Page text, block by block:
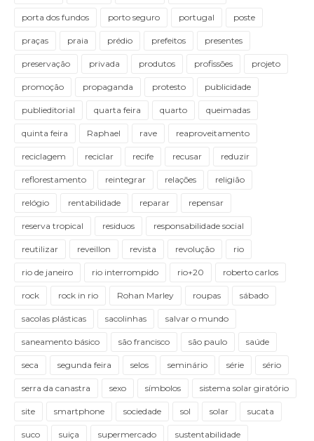
porta dos fundos porto seguro portugal poste
praças praia prédio prefeitos presentes
preservação privada produtos profissões projeto
promoção propaganda protesto publicidade
publieditorial quarta feira quarto queimadas
quinta feira Raphael rave reaproveitamento
reciclagem reciclar recife recusar reduzir
reflorestamento reintegrar relações religião
relógio rentabilidade reparar repensar
reserva tropical residuos responsabilidade social
reutilizar reveillon revista revolução rio
rio de janeiro rio interrompido rio+20 roberto carlos
rock rock in rio Rohan Marley roupas sábado
sacolas plásticas sacolinhas salvar o mundo
saneamento básico são francisco são paulo saúde
seca segunda feira selos seminário série sério
serra da canastra sexo símbolos sistema solar giratório
site smartphone sociedade sol solar sucata
suco suiça supermercado sustentabilidade